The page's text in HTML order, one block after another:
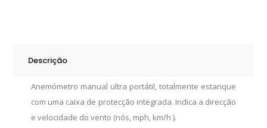
Descrição
Anemómetro manual ultra portátil, totalmente estanque
com uma caixa de protecção integrada. Indica a direcção
e velocidade do vento (nós, mph, km/h ).